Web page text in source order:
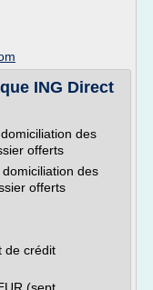
ING Direct
des
offerts
des
offerts
de crédit